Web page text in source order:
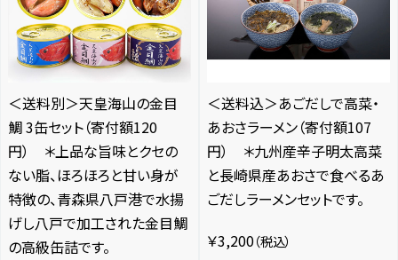
＜送料別＞天皇海山の金目
鯛 3缶セット（寄付額120
円） ＊上品な旨味とクセの
ない脂、ほろほろと甘い身が
特徴の、青森県八戸港で水揚
げし八戸で加工された金目鯛
の高級缶詰です。
＜送料込＞あごだしで高菜・
あおさラーメン（寄付額107
円） ＊九州産辛子明太高菜
と長崎県産あおさで食べるあ
ごだしラーメンセットです。
￥3,200（税込）